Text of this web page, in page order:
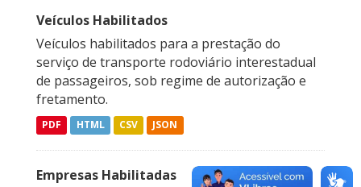
Veículos Habilitados
Veículos habilitados para a prestação do
serviço de transporte rodoviário interestadual
de passageiros, sob regime de autorização e
fretamento.
PDF HTML CSV JSON
Empresas Habilitadas